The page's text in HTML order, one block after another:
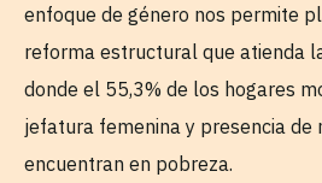
enfoque de género nos permite
reforma estructural que atienda
donde el 55,3% de los hogares
jefatura femenina y presencia de
encuentran en pobreza.